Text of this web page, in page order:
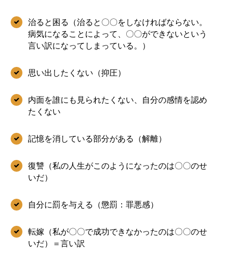
治ると困る（治ると〇〇をしなければならない。
病気になることによって、〇〇ができないという
言い訳になってしまっている。）
思い出したくない（抑圧）
内面を誰にも見られたくない、自分の感情を認め
たくない
記憶を消している部分がある（解離）
復讐（私の人生がこのようになったのは〇〇のせ
いだ）
自分に罰を与える（懲罰：罪悪感）
転嫁（私が〇〇で成功できなかったのは〇〇のせ
いだ）＝言い訳